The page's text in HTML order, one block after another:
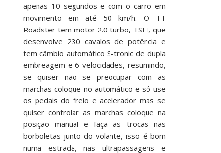
apenas 10 segundos e com o carro em
movimento em até 50 km/h. O TT
Roadster tem motor 2.0 turbo, TSFI, que
desenvolve 230 cavalos de potência e
tem câmbio automático S-tronic de dupla
embreagem e 6 velocidades, resumindo,
se quiser não se preocupar com as
marchas coloque no automático e só use
os pedais do freio e acelerador mas se
quiser controlar as marchas coloque na
posição manual e faça as trocas nas
borboletas junto do volante, isso é bom
numa estrada, nas ultrapassagens e